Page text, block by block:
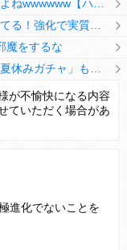
魔をするな
【パズドラ】TB・HEARTSの6人は全員分岐進化とアシスト2種あり！HEARTSエンジェルの進化いいな
りますか？
が不愉快になる内容
ていただく場合があ
進化でないことを